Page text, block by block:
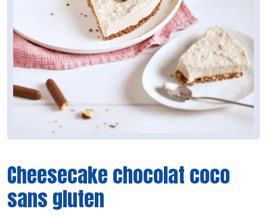
Cheesecake chocolat coco
sans gluten